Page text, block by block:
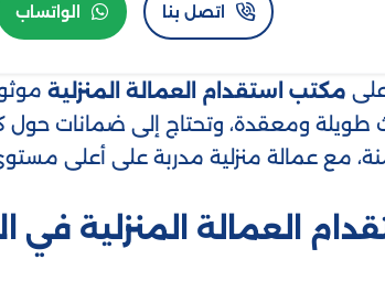
اتصل بنا الواتساب
مكتب استقدام العمالة المنزلية
طويلة ومعقدة، وتحتاج إلى ضمانات
مع عمالة منزلية مدربة على أعلى
العمالة المنزلية في